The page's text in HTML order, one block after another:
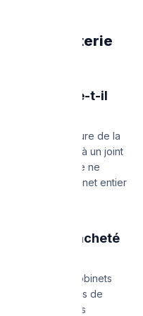
la robinetterie
goutte-t-il
dû à l'usure de la
du mitigeur, ou à un joint
la poignée ne
ou le robinet entier
un robinet acheté
mais les robinets
ont des flexibles de
causant des